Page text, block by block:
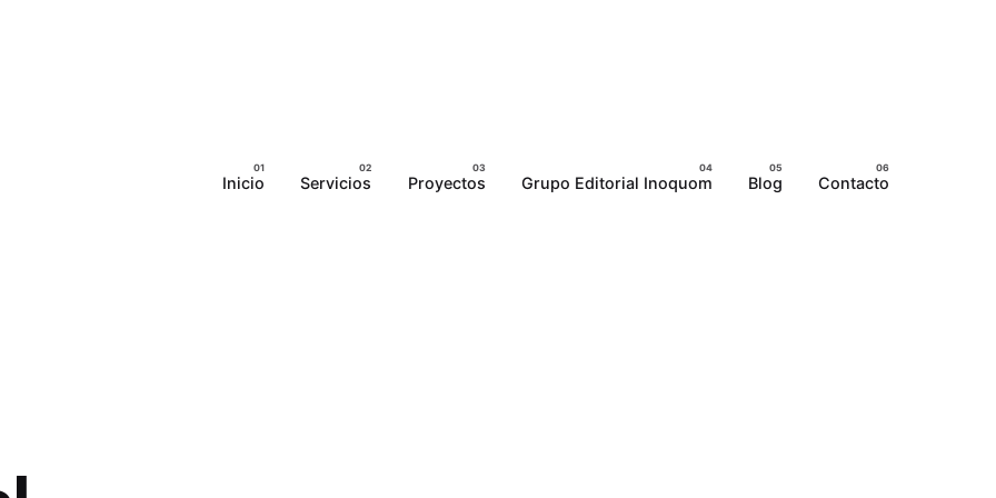
Inicio Servicios Proyectos Grupo Editorial Inoquom Blog Contacto